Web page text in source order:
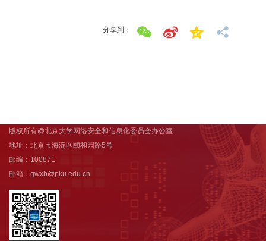
分享到：
版权所有@北京大学网络安全和信息化委员会办公室
地址：北京市海淀区颐和园路5号
邮编：100871
邮箱：gwxb@pku.edu.cn